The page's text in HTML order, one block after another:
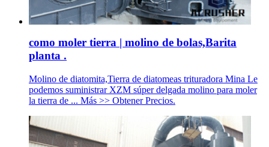
como moler tierra | molino de bolas,Barita
planta .
Molino de diatomita,Tierra de diatomeas trituradora Mina Le
podemos suministrar XZM súper delgada molino para moler
la tierra de ... Más >> Obtener Precios.